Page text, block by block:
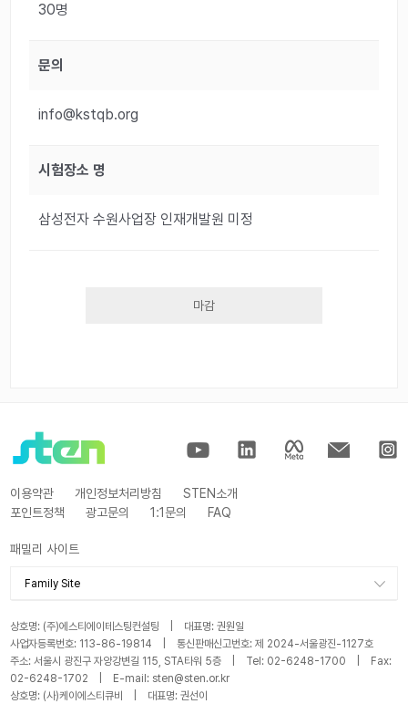
30명
문의
info@kstqb.org
시험장소 명
삼성전자 수원사업장 인재개발원 미정
마감
이용약관 개인정보처리방침
STEN소개
포인트정책
광고문의 1:1문의 FAQ
패밀리 사이트
Family Site
KSTQB
STA 블로그
KSTQB 블로그
상호명: (주)에스티에이테스팅컨설팅 | 대표명: 권원일
사업자등록번호: 113-86-19814 | 통신판매신고번호: 제 2024-서울광진-1127호
주소: 서울시 광진구 자양강변길 115, STA타워 5층 | Tel: 02-6248-1700 | Fax:
02-6248-1702 | E-mail: sten@sten.or.kr
상호명: (사)케이에스티큐비 | 대표명: 권선이